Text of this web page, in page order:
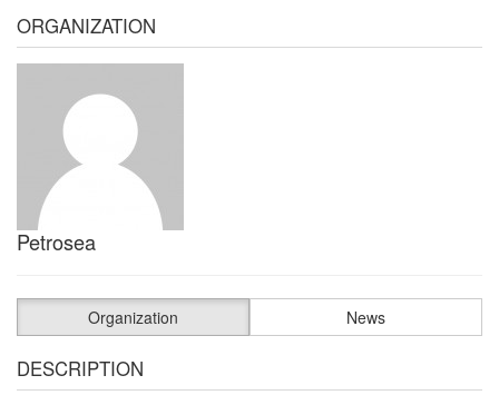
ORGANIZATION
Petrosea
Organization News
DESCRIPTION